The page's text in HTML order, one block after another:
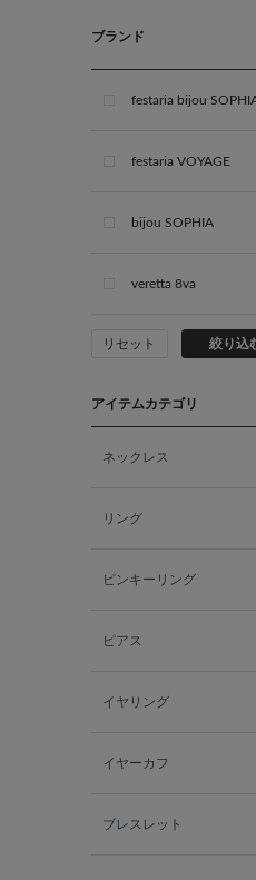
ブランド
festaria bijou
festaria VOYAGE
bijou SOPHIA
veretta 8va
リセット 絞り込
アイテムカテゴリ
ネックレス
リング
ピンキーリング
ピアス
イヤリング
イヤーカフ
ブレスレット